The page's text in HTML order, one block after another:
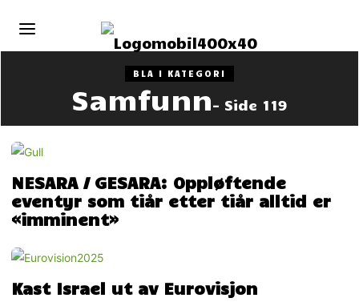
BLA I KATEGORI
Samfunn- Side 119
NESARA / GESARA: Oppløftende
eventyr som tiår etter tiår alltid er
«imminent»
Kast Israel ut av Eurovisjon